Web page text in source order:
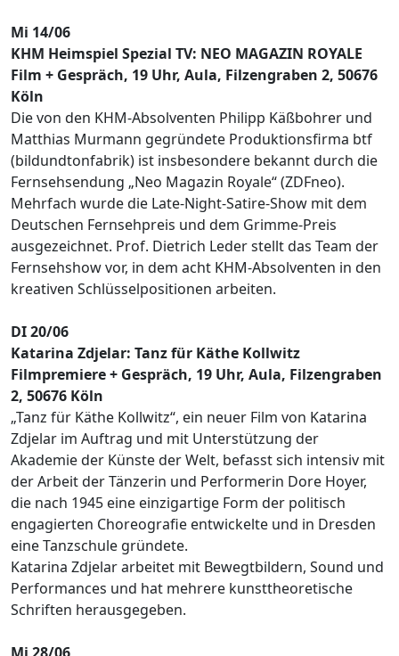
Mi 14/06
KHM Heimspiel Spezial TV: NEO MAGAZIN ROYALE
Film + Gespräch, 19 Uhr, Aula, Filzengraben 2, 50676
Köln
Die von den KHM-Absolventen Philipp Käßbohrer und
Matthias Murmann gegründete Produktionsfirma btf
(bildundtonfabrik) ist insbesondere bekannt durch die
Fernsehsendung „Neo Magazin Royale“ (ZDFneo).
Mehrfach wurde die Late-Night-Satire-Show mit dem
Deutschen Fernsehpreis und dem Grimme-Preis
ausgezeichnet. Prof. Dietrich Leder stellt das Team der
Fernsehshow vor, in dem acht KHM-Absolventen in den
kreativen Schlüsselpositionen arbeiten.
DI 20/06
Katarina Zdjelar: Tanz für Käthe Kollwitz
Filmpremiere + Gespräch, 19 Uhr, Aula, Filzengraben
2, 50676 Köln
„Tanz für Käthe Kollwitz“, ein neuer Film von Katarina
Zdjelar im Auftrag und mit Unterstützung der
Akademie der Künste der Welt, befasst sich intensiv mit
der Arbeit der Tänzerin und Performerin Dore Hoyer,
die nach 1945 eine einzigartige Form der politisch
engagierten Choreografie entwickelte und in Dresden
eine Tanzschule gründete.
Katarina Zdjelar arbeitet mit Bewegtbildern, Sound und
Performances und hat mehrere kunsttheoretische
Schriften herausgegeben.